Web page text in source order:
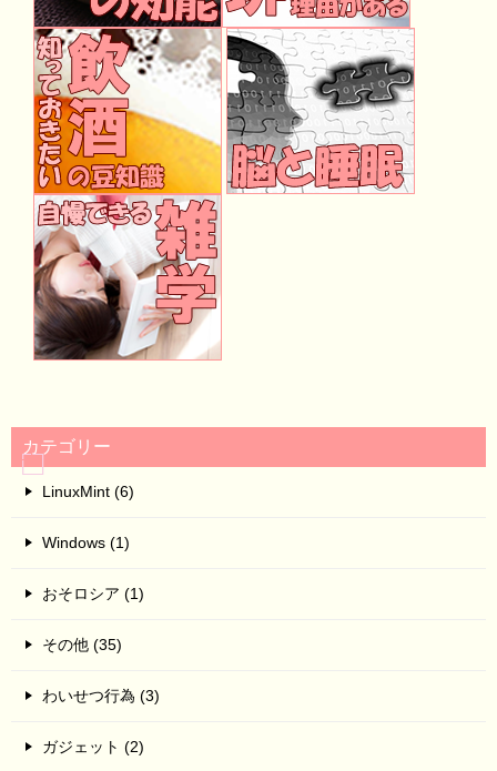
カテゴリー
LinuxMint (6)
Windows (1)
おそロシア (1)
その他 (35)
わいせつ行為 (3)
ガジェット (2)